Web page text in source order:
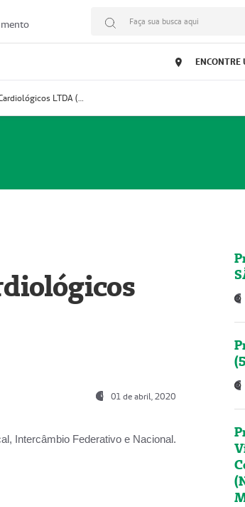
Faça sua busca aqui
ENCONTRE
Prestador Decordis Exames Cardiológicos LTDA (51004346-0)
01 de abril, 2020
Intercâmbio Federativo e Nacional.